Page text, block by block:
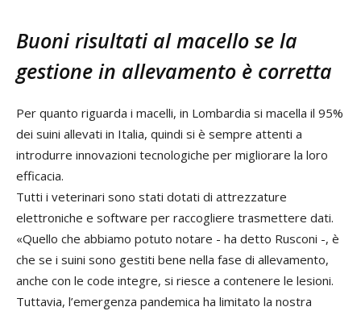
Buoni risultati al macello se la
gestione in allevamento è corretta
Per quanto riguarda i macelli, in Lombardia si macella il 95%
dei suini allevati in Italia, quindi si è sempre attenti a
introdurre innovazioni tecnologiche per migliorare la loro
efficacia.
Tutti i veterinari sono stati dotati di attrezzature
elettroniche e software per raccogliere trasmettere dati.
«Quello che abbiamo potuto notare - ha detto Rusconi -, è
che se i suini sono gestiti bene nella fase di allevamento,
anche con le code integre, si riesce a contenere le lesioni.
Tuttavia, l’emergenza pandemica ha limitato la nostra